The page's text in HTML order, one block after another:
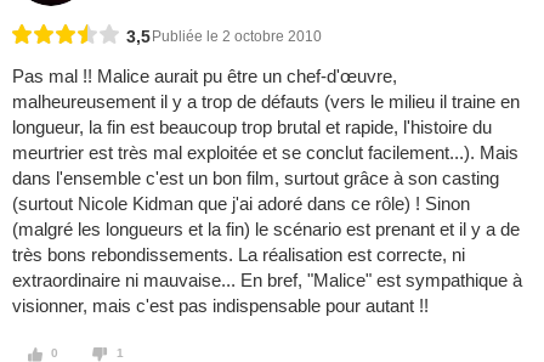
3,5 Publiée le 2 octobre 2010
Pas mal !! Malice aurait pu être un chef-d'œuvre,
malheureusement il y a trop de défauts (vers le milieu il traine en
longueur, la fin est beaucoup trop brutal et rapide, l'histoire du
meurtrier est très mal exploitée et se conclut facilement...). Mais
dans l'ensemble c'est un bon film, surtout grâce à son casting
(surtout Nicole Kidman que j'ai adoré dans ce rôle) ! Sinon
(malgré les longueurs et la fin) le scénario est prenant et il y a de
très bons rebondissements. La réalisation est correcte, ni
extraordinaire ni mauvaise... En bref, "Malice" est sympathique à
visionner, mais c'est pas indispensable pour autant !!
0 1